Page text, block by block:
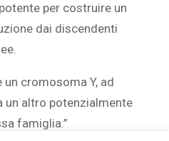
per costruire un
dai discendenti
cromosoma Y, ad
un altro potenzialmente
famiglia.”